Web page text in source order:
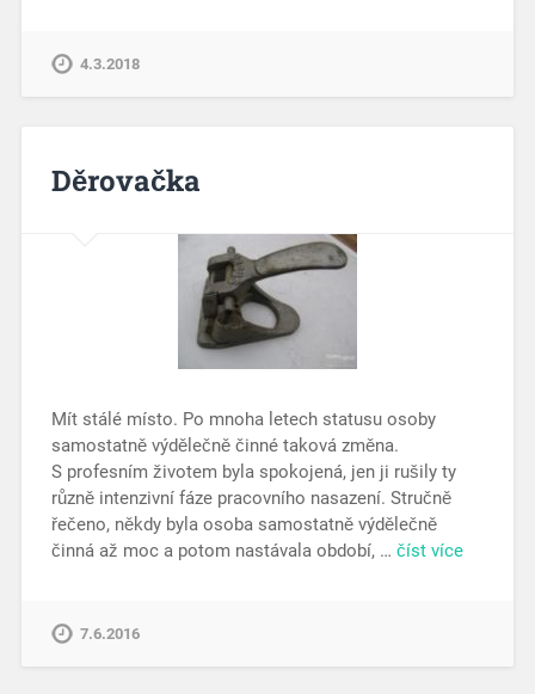
4.3.2018
Děrovačka
Mít stálé místo. Po mnoha letech statusu osoby
samostatně výdělečně činné taková změna.
S profesním životem byla spokojená, jen ji rušily ty
různě intenzivní fáze pracovního nasazení. Stručně
řečeno, někdy byla osoba samostatně výdělečně
činná až moc a potom nastávala období, … číst více
7.6.2016